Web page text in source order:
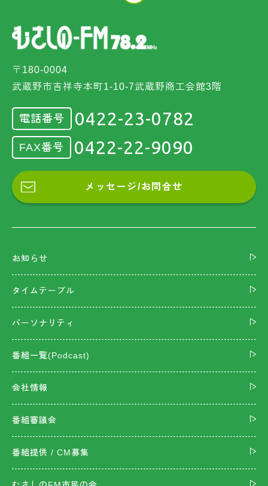
〒180-0004
武蔵野市吉祥寺本町1-10-7武蔵野商工会館3階
電話番号 0422-23-0782
FAX番号 0422-22-9090
メッセージ/お問合せ
お知らせ
タイムテーブル
パーソナリティ
番組一覧(Podcast)
会社情報
番組審議会
番組提供 / CM募集